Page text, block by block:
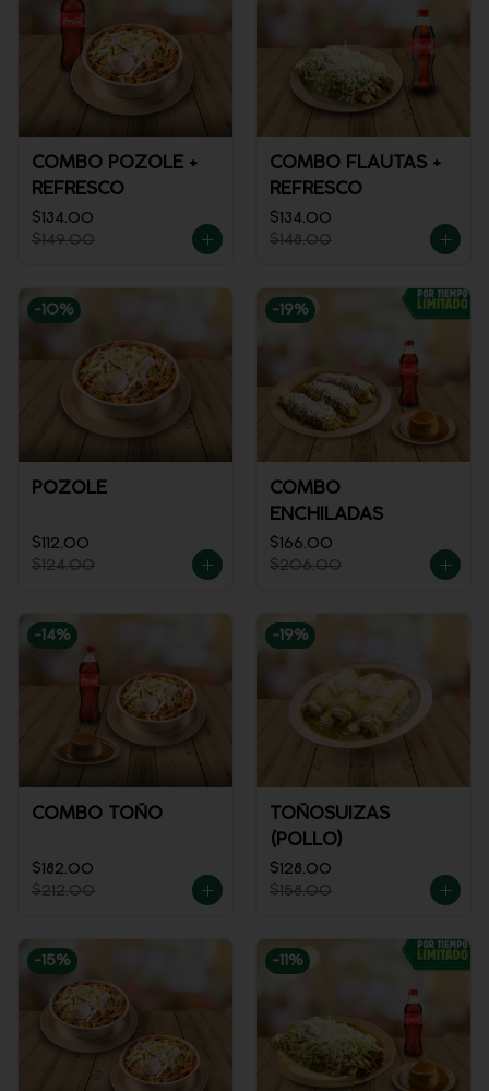
COMBO POZOLE +
REFRESCO
$134.00
$149.00
COMBO FLAUTAS +
REFRESCO
$134.00
$148.00
-10%
POZOLE
$112.00
$124.00
-19%
COMBO
ENCHILADAS
$166.00
$206.00
-14%
COMBO TOÑO
$182.00
$212.00
-19%
TOÑOSUIZAS
(POLLO)
$128.00
$158.00
-15% -11 %